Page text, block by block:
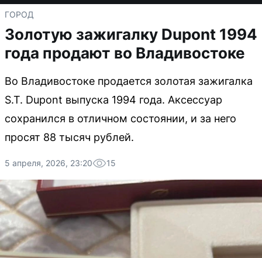
ГОРОД
Золотую зажигалку Dupont 1994
года продают во Владивостоке
Во Владивостоке продается золотая зажигалка
S.T. Dupont выпуска 1994 года. Аксессуар
сохранился в отличном состоянии, и за него
просят 88 тысяч рублей.
5 апреля, 2026, 23:20 15